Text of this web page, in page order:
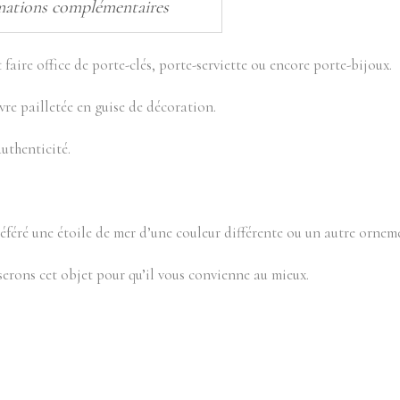
complémentaires
office de porte-clés, porte-serviette ou encore porte-bijoux.
pailletée en guise de décoration.
une étoile de mer d’une couleur différente ou un autre
cet objet pour qu’il vous convienne au mieux.